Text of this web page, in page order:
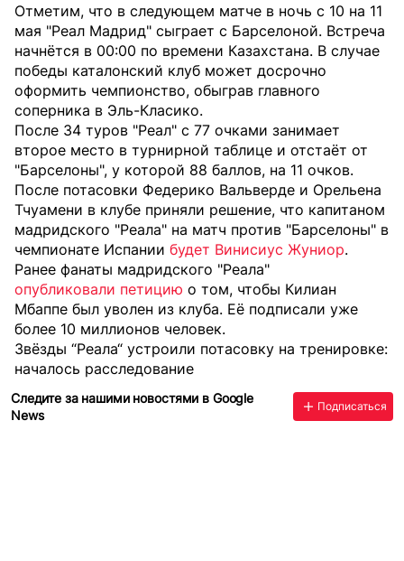
Отметим, что в следующем матче в ночь с 10 на 11
мая "Реал Мадрид" сыграет с Барселоной. Встреча
начнётся в 00:00 по времени Казахстана. В случае
победы каталонский клуб может досрочно
оформить чемпионство, обыграв главного
соперника в Эль-Класико.
После 34 туров "Реал" с 77 очками занимает
второе место в турнирной таблице и отстаёт от
"Барселоны", у которой 88 баллов, на 11 очков.
После потасовки Федерико Вальверде и Орельена
Тчуамени в клубе приняли решение, что капитаном
мадридского "Реала" на матч против "Барселоны" в
чемпионате Испании будет Винисиус Жуниор.
Ранее фанаты мадридского "Реала"
опубликовали петицию о том, чтобы Килиан
Мбаппе был уволен из клуба. Её подписали уже
более 10 миллионов человек.
Звёзды “Реала“ устроили потасовку на тренировке:
началось расследование
Следите за нашими новостями в Google
News
Подписаться